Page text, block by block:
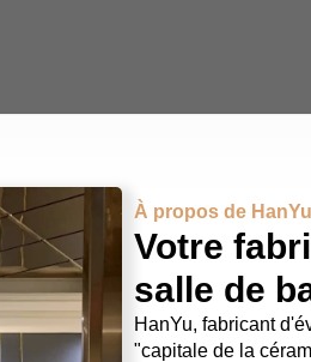
À propos de
Votre
salle de
HanYu, fabricant
"capitale de la